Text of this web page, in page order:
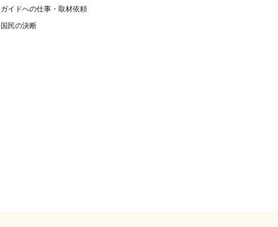
ガイドへの仕事・取材依頼
国民の決断